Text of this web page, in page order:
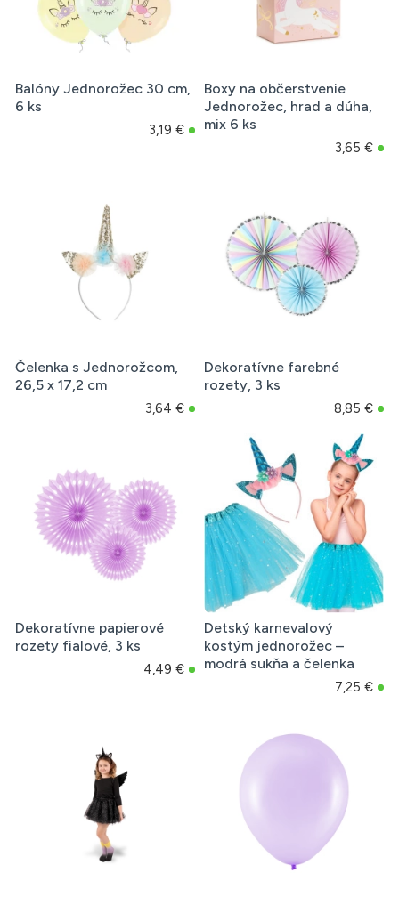
Balóny Jednorožec 30 cm,
6 ks
3,19 €
Boxy na občerstvenie
Jednorožec, hrad a dúha,
mix 6 ks
3,65 €
Čelenka s Jednorožcom,
26,5 x 17,2 cm
3,64 €
Dekoratívne farebné
rozety, 3 ks
8,85 €
Dekoratívne papierové
rozety fialové, 3 ks
4,49 €
Detský karnevalový
kostým jednorožec –
modrá sukňa a čelenka
7,25 €